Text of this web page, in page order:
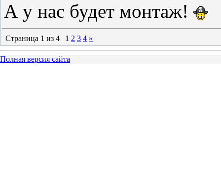
А у нас будет монтаж!
Страница 1 из 4 1 2 3 4 »
Полная версия сайта